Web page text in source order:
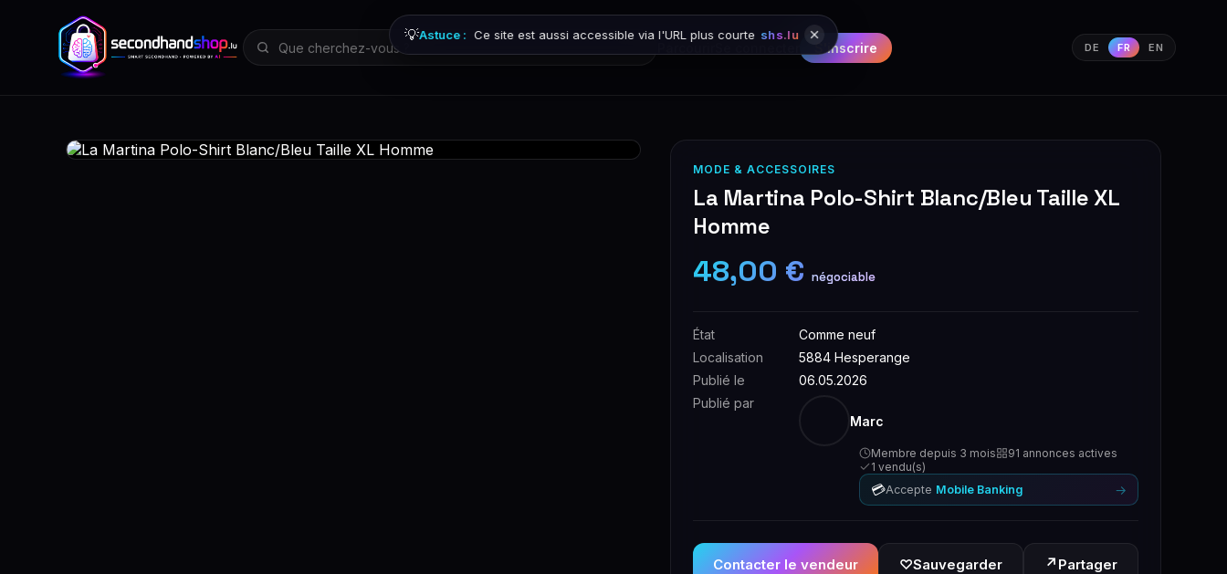
S'inscrire DE FR EN
💡Astuce : Ce site est aussi accessible via l'URL plus courte shs.lu
MODE & ACCESSOIRES
La Martina Polo-Shirt Blanc/Bleu Taille XL
Homme
48,00 € négociable
État
Comme neuf
Localisation
5884 Hesperange
Publié le
06.05.2026
Publié par
Marc
Membre depuis 3 mois
91 annonces actives
1 vendu(s)
💳Accepte Mobile Banking →
Contacter le vendeur ♡Sauvegarder ↗ Partager